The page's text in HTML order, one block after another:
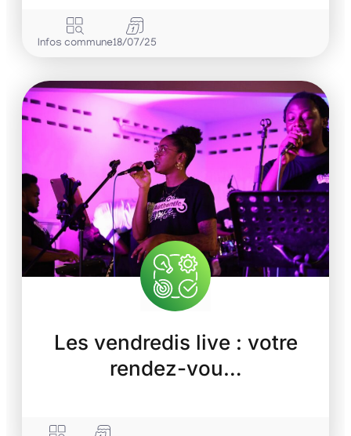
Infos commune18/07/25
Les vendredis live : votre
rendez-vou…